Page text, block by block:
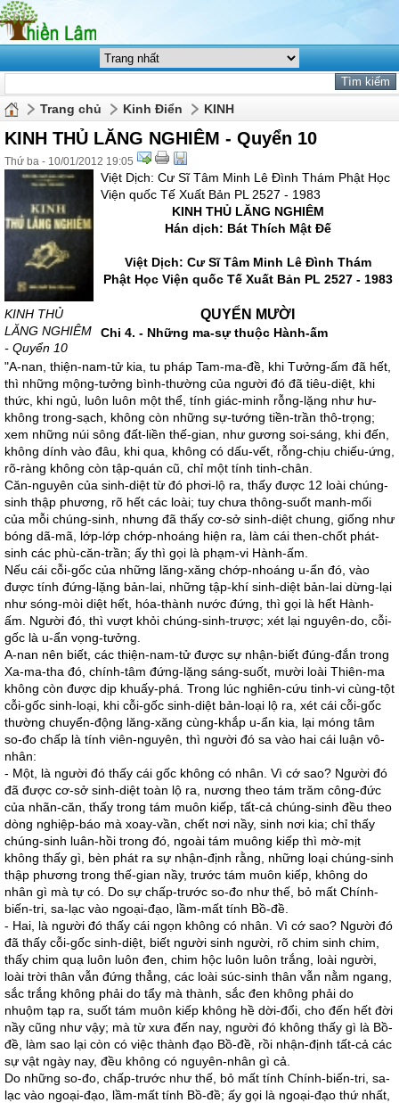
Trang chủ Kinh Điển KINH
KINH THỦ LĂNG NGHIÊM - Quyển 10
Thứ ba - 10/01/2012 19:05
KINH THỦ
LĂNG NGHIÊM
- Quyển 10
Việt Dịch: Cư Sĩ Tâm Minh Lê Đình Thám Phật Học
Viện quốc Tế Xuất Bản PL 2527 - 1983
KINH THỦ LĂNG NGHIÊM
Hán dịch: Bát Thích Mật Đế
Việt Dịch: Cư Sĩ Tâm Minh Lê Đình Thám
Phật Học Viện quốc Tế Xuất Bản PL 2527 - 1983
QUYỂN MƯỜI
Chi 4. - Những ma-sự thuộc Hành-ấm
"A-nan, thiện-nam-tử kia, tu pháp Tam-ma-đề, khi Tưởng-ấm đã hết,
thì những mộng-tưởng bình-thường của người đó đã tiêu-diệt, khi
thức, khi ngủ, luôn luôn một thể, tính giác-minh rỗng-lặng như hư-
không trong-sạch, không còn những sự-tướng tiền-trần thô-trọng;
xem những núi sông đất-liền thế-gian, như gương soi-sáng, khi đến,
không dính vào đâu, khi qua, không có dấu-vết, rỗng-chịu chiếu-ứng,
rõ-ràng không còn tập-quán cũ, chỉ một tính tinh-chân.
Căn-nguyên của sinh-diệt từ đó phơi-lộ ra, thấy được 12 loài chúng-
sinh thập phương, rõ hết các loài; tuy chưa thông-suốt manh-mối
của mỗi chúng-sinh, nhưng đã thấy cơ-sở sinh-diệt chung, giống như
bóng dã-mã, lớp-lớp chớp-nhoáng hiện ra, làm cái then-chốt phát-
sinh các phù-căn-trần; ấy thì gọi là phạm-vi Hành-ấm.
Nếu cái cỗi-gốc của những lăng-xăng chớp-nhoáng u-ẩn đó, vào
được tính đứng-lặng bản-lai, những tập-khí sinh-diệt bản-lai dừng-lại
như sóng-mòi diệt hết, hóa-thành nước đứng, thì gọi là hết Hành-
ấm. Người đó, thì vượt khỏi chúng-sinh-trược; xét lại nguyên-do, cỗi-
gốc là u-ẩn vọng-tưởng.
A-nan nên biết, các thiện-nam-tử được sự nhận-biết đúng-đắn trong
Xa-ma-tha đó, chính-tâm đứng-lặng sáng-suốt, mười loài Thiên-ma
không còn được dịp khuấy-phá. Trong lúc nghiên-cứu tinh-vi cùng-tột
cỗi-gốc sinh-loại, khi cỗi-gốc sinh-diệt bản-loại lộ ra, xét cái cỗi-gốc
thường chuyển-động lăng-xăng cùng-khắp u-ẩn kia, lại móng tâm
so-đo chấp là tính viên-nguyên, thì người đó sa vào hai cái luận vô-
nhân:
- Một, là người đó thấy cái gốc không có nhân. Vì cớ sao? Người đó
đã được cơ-sở sinh-diệt toàn lộ ra, nương theo tám trăm công-đức
của nhãn-căn, thấy trong tám muôn kiếp, tất-cả chúng-sinh đều theo
dòng nghiệp-báo mà xoay-vần, chết nơi nầy, sinh nơi kia; chỉ thấy
chúng-sinh luân-hồi trong đó, ngoài tám muông kiếp thì mờ-mịt
không thấy gì, bèn phát ra sự nhận-định rằng, những loại chúng-sinh
thập phương trong thế-gian nầy, trước tám muôn kiếp, không do
nhân gì mà tự có. Do sự chấp-trước so-đo như thế, bỏ mất Chính-
biến-tri, sa-lạc vào ngoại-đạo, lầm-mất tính Bồ-đề.
- Hai, là người đó thấy cái ngọn không có nhân. Vì cớ sao? Người đó
đã thấy cỗi-gốc sinh-diệt, biết người sinh người, rõ chim sinh chim,
thấy chim quạ luôn luôn đen, chim hộc luôn luôn trắng, loài người,
loài trời thân vẫn đứng thẳng, các loài súc-sinh thân vẫn nằm ngang,
sắc trắng không phải do tẩy mà thành, sắc đen không phải do
nhuộm tạp ra, suốt tám muôn kiếp không hề dời-đổi, cho đến hết đời
nầy cũng như vậy; mà từ xưa đến nay, người đó không thấy gì là Bồ-
đề, làm sao lại còn có việc thành đạo Bồ-đề, rồi nhận-định tất-cả các
sự vật ngày nay, đều không có nguyên-nhân gì cả.
Do những so-đo, chấp-trước như thế, bỏ mất tính Chính-biến-tri, sa-
lạc vào ngoại-đạo, lầm-mất tính Bồ-đề; ấy gọi là ngoại-đạo thứ nhất,